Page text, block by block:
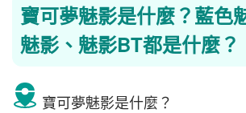
寶可夢魅影是什麼？藍色
魅影、魅影BT都是什麼？
寶可夢魅影是什麼？